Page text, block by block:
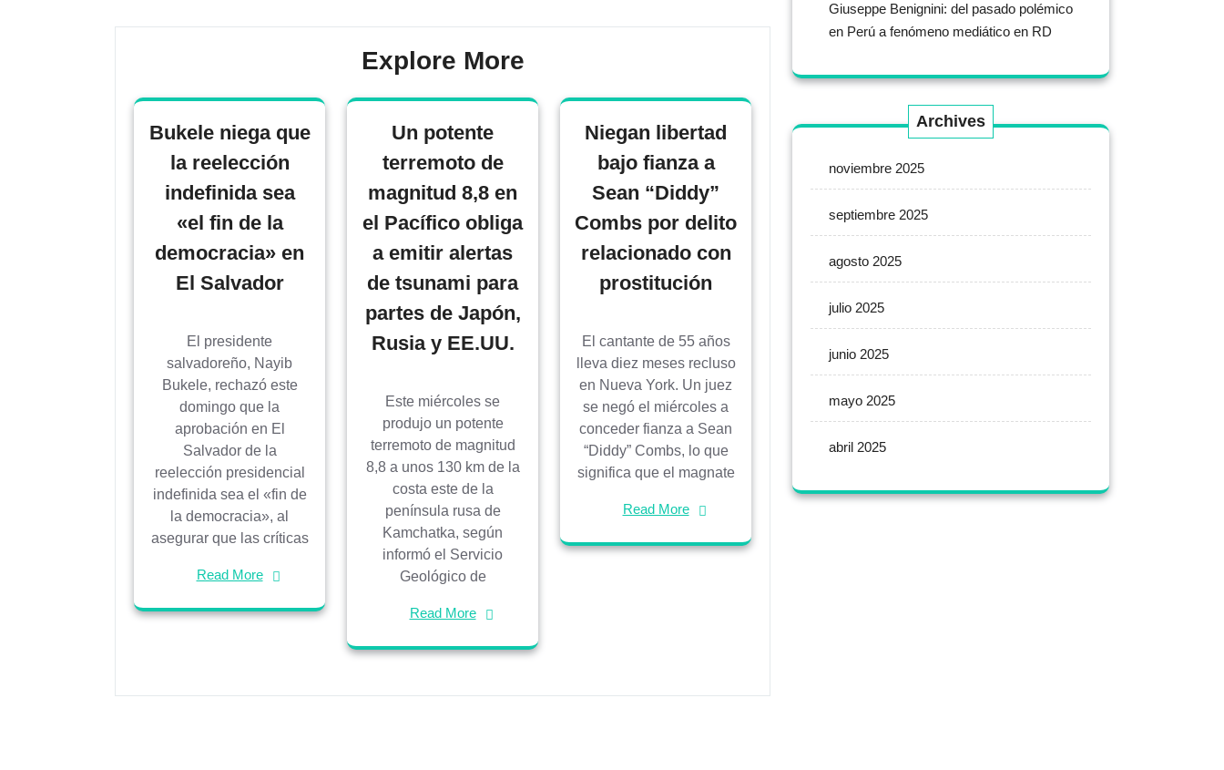
Explore More
Bukele niega que
la reelección
indefinida sea
«el fin de la
democracia» en
El Salvador
El presidente
salvadoreño, Nayib
Bukele, rechazó este
domingo que la
aprobación en El
Salvador de la
reelección presidencial
indefinida sea el «fin de
la democracia», al
asegurar que las críticas
Read More
Un potente
terremoto de
magnitud 8,8 en
el Pacífico obliga
a emitir alertas
de tsunami para
partes de Japón,
Rusia y EE.UU.
Este miércoles se
produjo un potente
terremoto de magnitud
8,8 a unos 130 km de la
costa este de la
península rusa de
Kamchatka, según
informó el Servicio
Geológico de
Read More
Niegan libertad
bajo fianza a
Sean “Diddy”
Combs por delito
relacionado con
prostitución
El cantante de 55 años
lleva diez meses recluso
en Nueva York. Un juez
se negó el miércoles a
conceder fianza a Sean
“Diddy” Combs, lo que
significa que el magnate
Read More
Giuseppe Benignini: del pasado polémico
en Perú a fenómeno mediático en RD
Archives
noviembre 2025
septiembre 2025
agosto 2025
julio 2025
junio 2025
mayo 2025
abril 2025